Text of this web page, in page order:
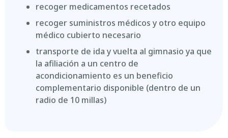
recoger medicamentos recetados
recoger suministros médicos y otro equipo
médico cubierto necesario
transporte de ida y vuelta al gimnasio ya que
la afiliación a un centro de
acondicionamiento es un beneficio
complementario disponible (dentro de un
radio de 10 millas)